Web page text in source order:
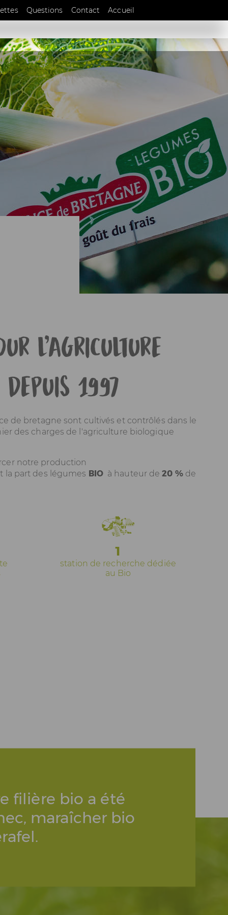
Questions Contact Accueil
L’AGRICULTURE
DEPUIS 1997
de bretagne sont cultivés et contrôlés dans le
des charges de l'agriculture biologique
notre production
la part des légumes BIO à hauteur de20 % de
1
station de recherche dédiée
au Bio
filière bio a été
maraîcher bio